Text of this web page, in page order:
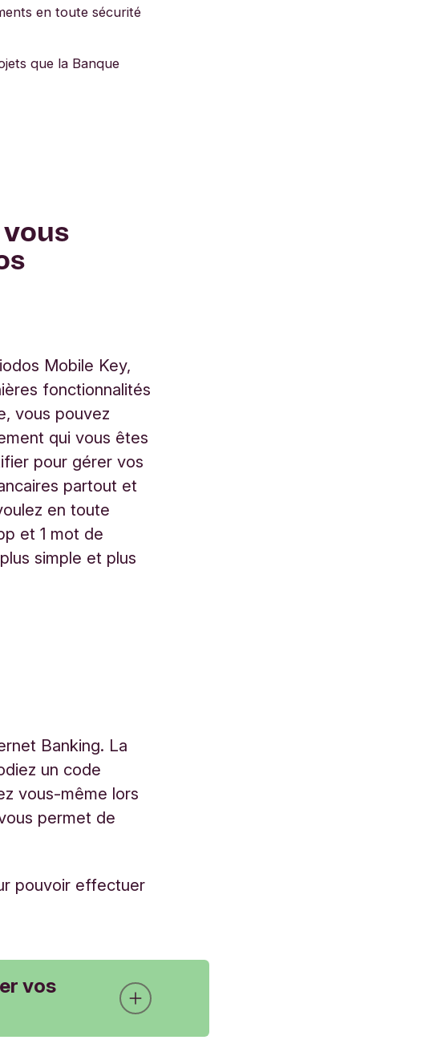
en toute sécurité
que la Banque
Mobile Key,
fonctionnalités
vous pouvez
qui vous êtes
pour gérer vos
partout et
en toute
et 1 mot de
simple et plus
Banking. La
un code
vous-même lors
permet de
pouvoir effectuer
vos